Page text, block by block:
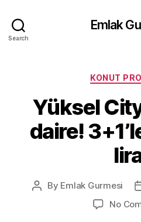
Search
Emlak
KONUT
Yüksel
daire!
Post
By Emlak Gurmesi
No